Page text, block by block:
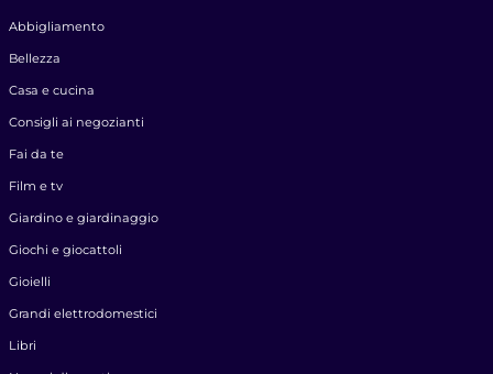
Abbigliamento
Bellezza
Casa e cucina
Consigli ai negozianti
Fai da te
Film e tv
Giardino e giardinaggio
Giochi e giocattoli
Gioielli
Grandi elettrodomestici
Libri